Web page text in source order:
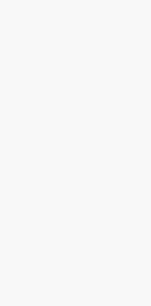
À PROPOS
Ouvert à
se
site de plus
glissades
grande